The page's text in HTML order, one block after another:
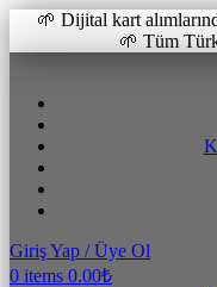
🌱 Dijital kart
🌱 Tüm
Giriş Yap / Üye Ol
0 items 0.00₺